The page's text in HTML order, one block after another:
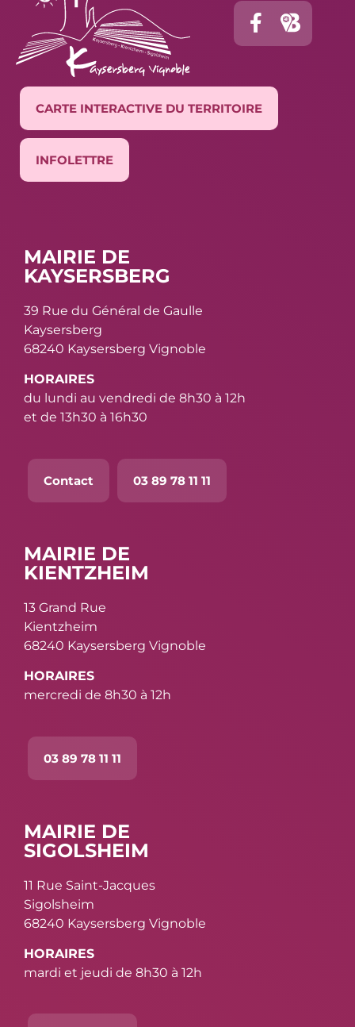
CARTE INTERACTIVE DU TERRITOIRE
INFOLETTRE
MAIRIE DE
KAYSERSBERG
39 Rue du Général de Gaulle
Kaysersberg
68240 Kaysersberg Vignoble
HORAIRES
du lundi au vendredi de 8h30 à 12h
et de 13h30 à 16h30
Contact 03 89 78 11 11
MAIRIE DE
KIENTZHEIM
13 Grand Rue
Kientzheim
68240 Kaysersberg Vignoble
HORAIRES
mercredi de 8h30 à 12h
03 89 78 11 11
MAIRIE DE
SIGOLSHEIM
11 Rue Saint-Jacques
Sigolsheim
68240 Kaysersberg Vignoble
HORAIRES
mardi et jeudi de 8h30 à 12h